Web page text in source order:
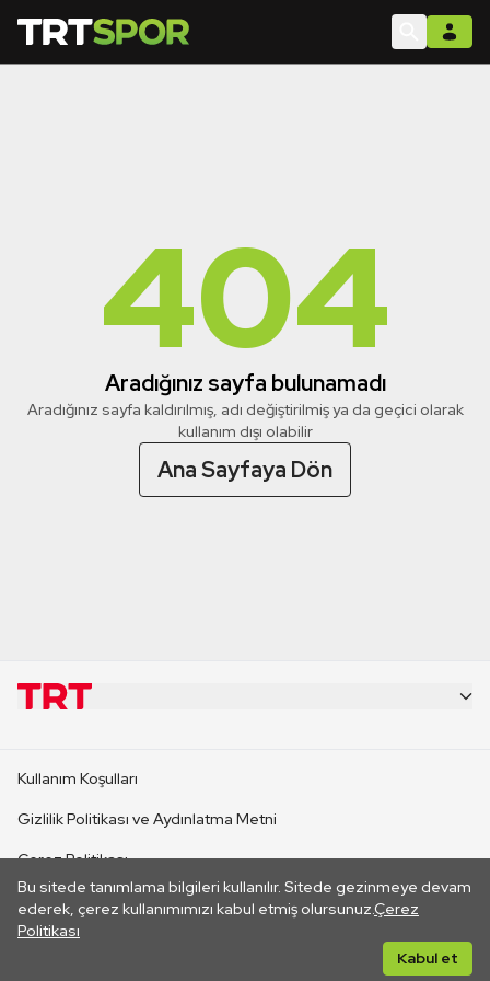
404
Aradığınız sayfa bulunamadı
Aradığınız sayfa kaldırılmış, adı değiştirilmiş ya da geçici olarak
kullanım dışı olabilir
Ana Sayfaya Dön
Bu sitede tanımlama bilgileri kullanılır. Sitede gezinmeye devam
ederek, çerez kullanımımızı kabul etmiş olursunuz.Çerez
Politikası
Kabul et
CANLI YAYINLAR
Kullanım Koşulları
Gizlilik Politikası ve Aydınlatma Metni
Çerez Politikası
İletişim
Her hakkı saklıdır. ©2026 TRT. Bağlantı yoluyla gidilen dış